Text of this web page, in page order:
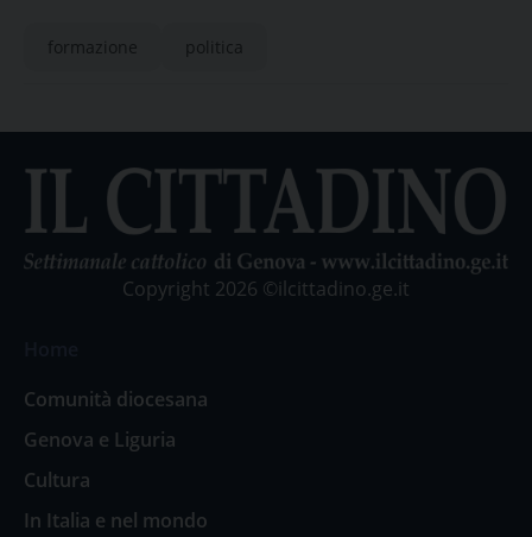
formazione politica
Copyright 2026 ©ilcittadino.ge.it
Comunità diocesana
Genova e Liguria
Cultura
In Italia e nel mondo